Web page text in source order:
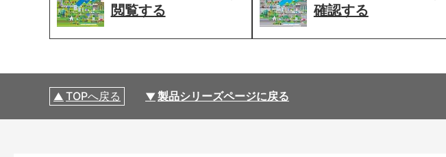
閲覧する
確認する
TOPへ戻る 製品シリーズページに戻る